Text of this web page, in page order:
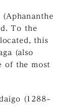
To the
this
(also
of the most
(1288–